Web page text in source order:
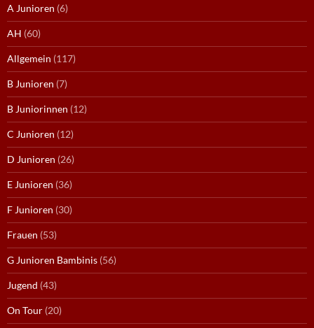
A Junioren (6)
AH (60)
Allgemein (117)
B Junioren (7)
B Juniorinnen (12)
C Junioren (12)
D Junioren (26)
E Junioren (36)
F Junioren (30)
Frauen (53)
G Junioren Bambinis (56)
Jugend (43)
On Tour (20)